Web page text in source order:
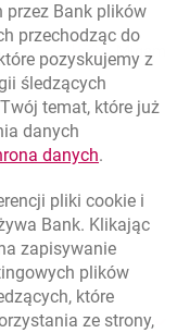
Migam
się w nowej karcie
Bank plików
przechodząc do
się w nowym oknie
pozyskujemy z
śledzących
temat, które już
danych
danychlink
.
pliki cookie i
Bank. Klikając
zapisywanie
plików
które
ze strony,